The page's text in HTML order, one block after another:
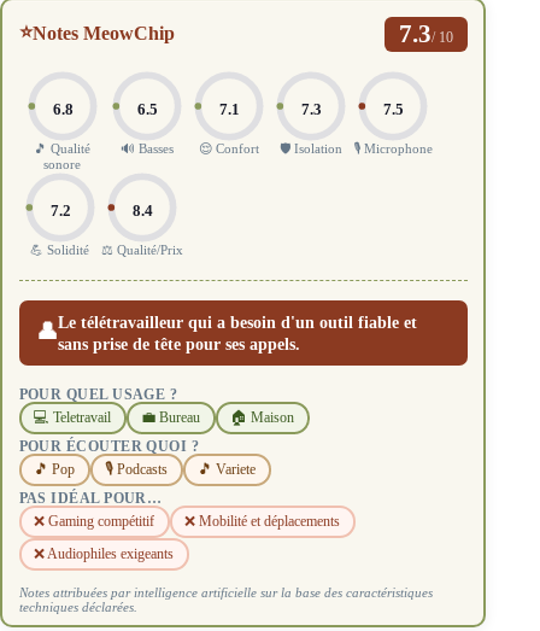
⭐Notes MeowChip 7.3/ 10
6.8
🎵 Qualité
sonore
6.5
🔊 Basses
7.1
😌 Confort
7.3
🛡️ Isolation
7.5
🎙️ Microphone
7.2
💪 Solidité
8.4
⚖️ Qualité/Prix
👤Le télétravailleur qui a besoin d'un outil fiable et
sans prise de tête pour ses appels.
POUR QUEL USAGE ?
💻 Teletravail 💼 Bureau 🏠 Maison
POUR ÉCOUTER QUOI ?
🎵 Pop 🎙️ Podcasts 🎵 Variete
PAS IDÉAL POUR…
❌ Gaming compétitif
❌ Mobilité et déplacements
❌ Audiophiles exigeants
Notes attribuées par intelligence artificielle sur la base des caractéristiques
techniques déclarées.